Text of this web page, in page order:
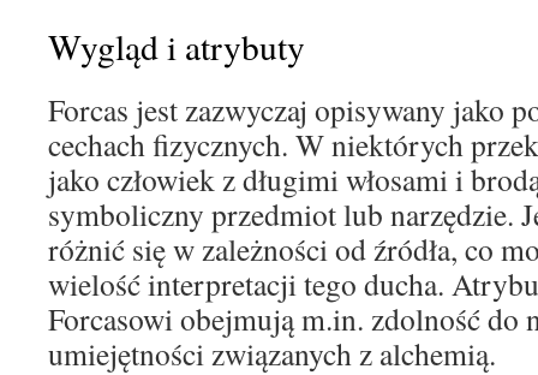
Wygląd i atrybuty
Forcas jest zazwyczaj opisywany jako
cechach fizycznych. W niektórych
jako człowiek z długimi włosami i
symboliczny przedmiot lub narzędzie.
różnić się w zależności od źródła, co
wielość interpretacji tego ducha.
Forcasowi obejmują m.in. zdolność do
umiejętności związanych z alchemią.